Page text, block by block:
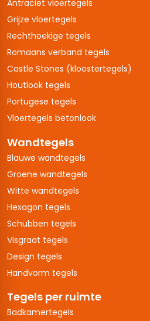
Antraciet vloertegels
Grijze vloertegels
Rechthoekige tegels
Romaans verband tegels
Castle Stones (kloostertegels)
Houtlook tegels
Portugese tegels
Vloertegels betonlook
Wandtegels
Blauwe wandtegels
Groene wandtegels
Witte wandtegels
Hexagon tegels
Schubben tegels
Visgraat tegels
Design tegels
Handvorm tegels
Tegels per ruimte
Badkamertegels